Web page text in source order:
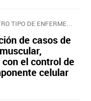
CONTRIBUYE A LA PREVENCIÓN DE OTRO TIPO DE ENFERMEDADES
de casos de
el control de
celular